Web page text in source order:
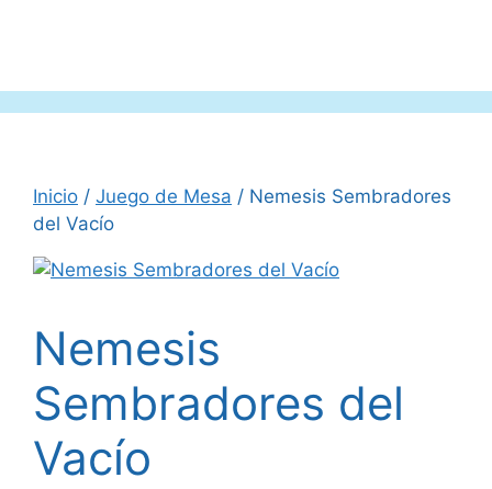
Inicio / Juego de Mesa / Nemesis Sembradores
del Vacío
Nemesis
Sembradores del
Vacío